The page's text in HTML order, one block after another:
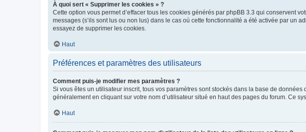
À quoi sert « Supprimer les cookies » ?
Cette option vous permet d’effacer tous les cookies générés par phpBB 3.3 qui conservent
messages (s’ils sont lus ou non lus) dans le cas où cette fonctionnalité a été activée par un
essayez de supprimer les cookies.
Haut
Préférences et paramètres des utilisateurs
Comment puis-je modifier mes paramètres ?
Si vous êtes un utilisateur inscrit, tous vos paramètres sont stockés dans la base de
généralement en cliquant sur votre nom d’utilisateur situé en haut des pages du forum. Ce
Haut